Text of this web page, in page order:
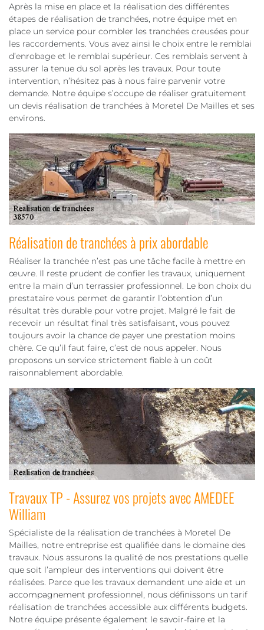
Après la mise en place et la réalisation des différentes
étapes de réalisation de tranchées, notre équipe met en
place un service pour combler les tranchées creusées pour
les raccordements. Vous avez ainsi le choix entre le remblai
d’enrobage et le remblai supérieur. Ces remblais servent à
assurer la tenue du sol après les travaux. Pour toute
intervention, n’hésitez pas à nous faire parvenir votre
demande. Notre équipe s’occupe de réaliser gratuitement
un devis réalisation de tranchées à Moretel De Mailles et ses
environs.
Réalisation de tranchées à prix abordable
Réaliser la tranchée n’est pas une tâche facile à mettre en
œuvre. Il reste prudent de confier les travaux, uniquement
entre la main d’un terrassier professionnel. Le bon choix du
prestataire vous permet de garantir l’obtention d’un
résultat très durable pour votre projet. Malgré le fait de
recevoir un résultat final très satisfaisant, vous pouvez
toujours avoir la chance de payer une prestation moins
chère. Ce qu’il faut faire, c’est de nous appeler. Nous
proposons un service strictement fiable à un coût
raisonnablement abordable.
Travaux TP - Assurez vos projets avec AMEDEE
William
Spécialiste de la réalisation de tranchées à Moretel De
Mailles, notre entreprise est qualifiée dans le domaine des
travaux. Nous assurons la qualité de nos prestations quelle
que soit l’ampleur des interventions qui doivent être
réalisées. Parce que les travaux demandent une aide et un
accompagnement professionnel, nous définissons un tarif
réalisation de tranchées accessible aux différents budgets.
Notre équipe présente également le savoir-faire et la